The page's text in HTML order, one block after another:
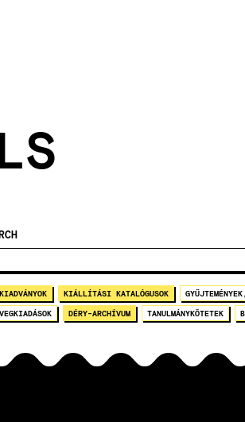
KIÁLLÍTÁSI KATALÓGUSOK
DÉRY-ARCHÍVUM TANULMÁNYKÖTETEK